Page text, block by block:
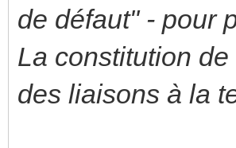
de défaut" - pour
La constitution
des liaisons à la